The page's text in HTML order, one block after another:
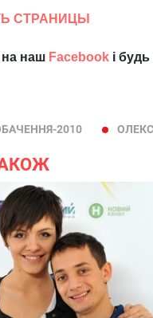
СТРАНИЦЫ
на наш Facebook і
2010